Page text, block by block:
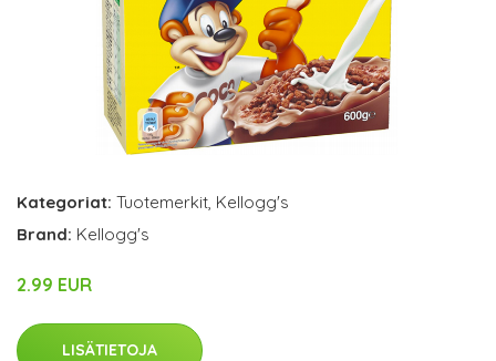
Kategoriat: Tuotemerkit, Kellogg's
Brand: Kellogg's
2.99 EUR
LISÄTIETOJA